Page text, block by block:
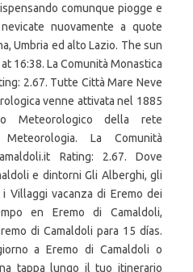
comunque piogge e
nuovamente a quote
Umbria ed alto Lazio. The sun
16:38. La Comunità Monastica
2.67. Tutte Città Mare Neve
venne attivata nel 1885
Meteorologico della rete
La Comunità
Rating: 2.67. Dove
e dintorni Gli Alberghi, gli
Villaggi vacanza di Eremo dei
en Eremo di Camaldoli,
di Camaldoli para 15 días.
a Eremo di Camaldoli o
tappa lungo il tuo itinerario